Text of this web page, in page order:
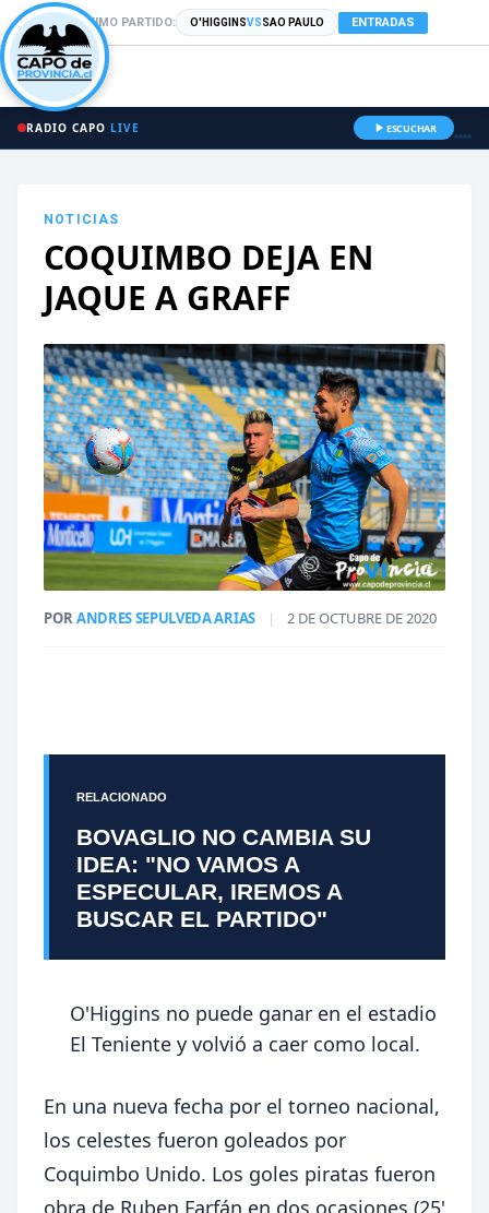
PRÓXIMO PARTIDO: O'HIGGINSVSSAO PAULO ENTRADAS
RADIO CAPO LIVE ESCUCHAR
NOTICIAS
COQUIMBO DEJA EN
JAQUE A GRAFF
PORANDRES SEPULVEDA ARIAS | 2 DE OCTUBRE DE 2020
RELACIONADO
BOVAGLIO NO CAMBIA SU
IDEA: "NO VAMOS A
ESPECULAR, IREMOS A
BUSCAR EL PARTIDO"
O'Higgins no puede ganar en el estadio
El Teniente y volvió a caer como local.
En una nueva fecha por el torneo nacional,
los celestes fueron goleados por
Coquimbo Unido. Los goles piratas fueron